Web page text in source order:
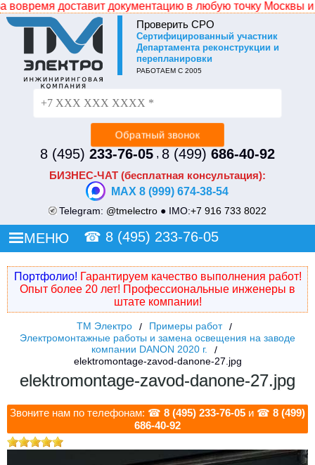
доставит документацию в любую точку Москвы и МО.
Проверить СРО
Cертифицированный участник
Департамента реконструкции и
перепланировки
РАБОТАЕМ С 2005
8 (495) 233-76-05, 8 (499) 686-40-92
БИЗНЕС-ЧАТ (бесплатная консультация):
MAX 8 (999) 674-38-54
Telegram: @tmelectro ● IMO:+7 916 733 8022
☎ 8 (495) 233-76-05
МЕНЮ
Портфолио! Гарантируем качество выполнения работ!
Опыт более 20 лет! Профессиональные инженеры в
штате компании!
ТМ Электро
Примеры работ
Электромонтажные работы и замена освещения на заводе
компании DANON 2020 г.
elektromontage-zavod-danone-27.jpg
elektromontage-zavod-danone-27.jpg
Звоните нам по телефонам: ☎ 8 (495) 233-76-05 и ☎ 8 (499)
686-40-92
Не уходите без СКИДКИ!
Просто оставьте свой номер и наш менеджер
перезвонит и сделает Вам индивидуальное ценовое